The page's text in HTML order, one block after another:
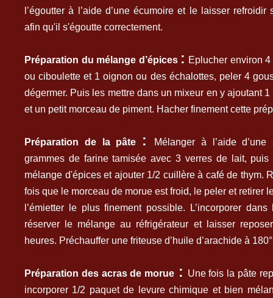
l’égoutter à l’aide d’une écumoire et le laisser refroidir
afin qu'il s'égoutte correctement.
Préparation du mélange d’épices : Eplucher environ
ou ciboulette et 1 oignon ou des échalottes, peler 4
dégermer. Puis les mettre dans un mixeur en y ajoutant
et un petit morceau de piment. Hacher finement cette
Préparation de la pâte :
Mélanger à l’aide d’une
grammes de farine tamisée avec 3 verres de lait, puis
mélange d'épices et ajouter 1/2 cuillère à café de thym.
fois que le morceau de morue est froid, le peler et retirer
l’émietter le plus finement possible. L’incorporer
réserver le mélange au réfrigérateur et laisser
heures. Préchauffer une friteuse d’huile d’arachide à
Préparation des acras de morue : Une fois la pâte
incorporer 1/2 paquet de levure chimique et bien